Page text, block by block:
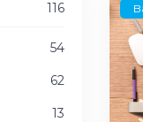
116
54
62
13